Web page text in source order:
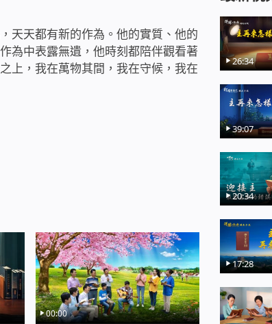
天天都有新的作為。他的實質、他的
為中表露無遺，他時刻都陪伴觀看著
上，我在萬物其間，我在守候，我在
所有的受造之物。他的心被人類的一
悔改與信服而喜而樂而回轉而慶賀；
點點滴滴，奉獻他生命的每一分每
直愛惜著他所親手造的人類……他把他
寬容，為的只是人類能繼續存活繼續
的只是有朝一日人類能歸服在他面
造物主疼惜這個人類，只有造物主愛
難以割捨的真情真意。
00:00
26:34
39:07
20:34
17:28